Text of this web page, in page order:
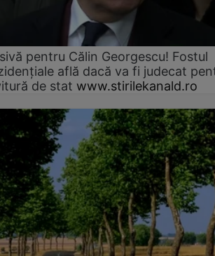
pentru Călin Georgescu! Fostul
află dacă va fi judecat
de stat www.stirilekanald.ro